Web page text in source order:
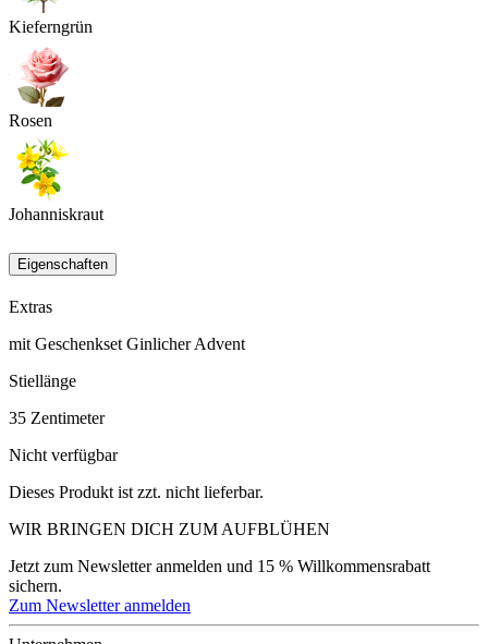
Kieferngrün
Rosen
Johanniskraut
Eigenschaften
Extras
mit Geschenkset Ginlicher Advent
Stiellänge
35 Zentimeter
Nicht verfügbar
Dieses Produkt ist zzt. nicht lieferbar.
WIR BRINGEN DICH ZUM AUFBLÜHEN
Jetzt zum Newsletter anmelden und 15 % Willkommensrabatt
sichern.
Zum Newsletter anmelden